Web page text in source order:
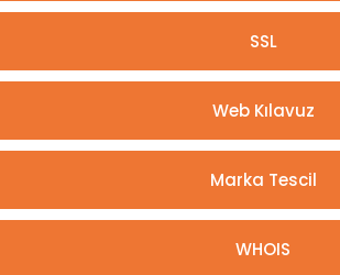
SSL
Web Kılavuz
Marka Tescil
WHOIS